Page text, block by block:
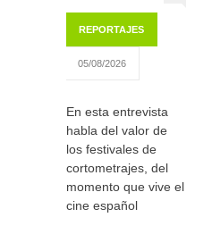
REPORTAJES
05/08/2026
En esta entrevista
habla del valor de
los festivales de
cortometrajes, del
momento que vive el
cine español